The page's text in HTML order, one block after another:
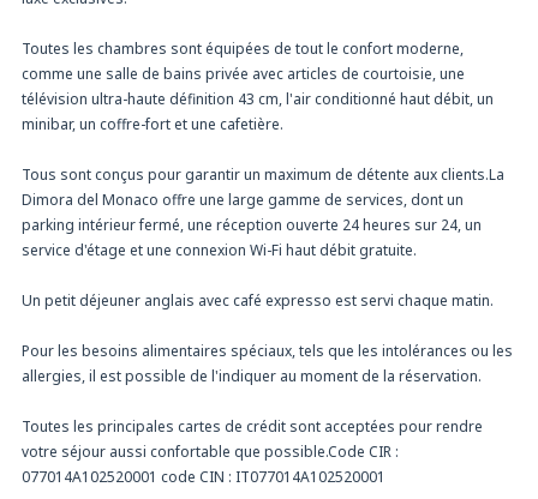
Toutes les chambres sont équipées de tout le confort moderne,
comme une salle de bains privée avec articles de courtoisie, une
télévision ultra-haute définition 43 cm, l'air conditionné haut débit, un
minibar, un coffre-fort et une cafetière.
Tous sont conçus pour garantir un maximum de détente aux clients.La
Dimora del Monaco offre une large gamme de services, dont un
parking intérieur fermé, une réception ouverte 24 heures sur 24, un
service d'étage et une connexion Wi-Fi haut débit gratuite.
Un petit déjeuner anglais avec café expresso est servi chaque matin.
Pour les besoins alimentaires spéciaux, tels que les intolérances ou les
allergies, il est possible de l'indiquer au moment de la réservation.
Toutes les principales cartes de crédit sont acceptées pour rendre
votre séjour aussi confortable que possible.Code CIR :
077014A102520001 code CIN : IT077014A102520001